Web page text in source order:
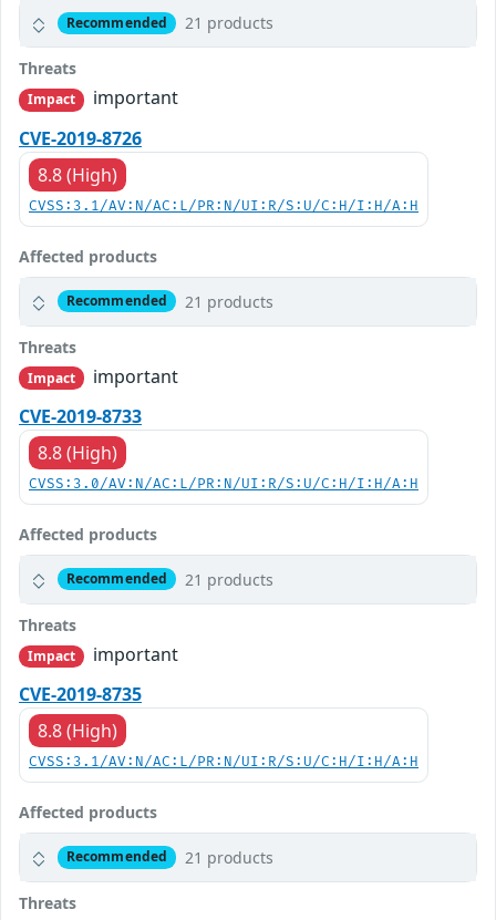
Recommended 21 products
Threats
Impact
important
CVE-2019-8726
8.8 (High)
CVSS:3.1/AV:N/AC:L/PR:N/UI:R/S:U/C:H/I:H/A:H
Affected products
Recommended 21 products
Threats
Impact
important
CVE-2019-8733
8.8 (High)
CVSS:3.0/AV:N/AC:L/PR:N/UI:R/S:U/C:H/I:H/A:H
Affected products
Recommended 21 products
Threats
Impact
important
CVE-2019-8735
8.8 (High)
CVSS:3.1/AV:N/AC:L/PR:N/UI:R/S:U/C:H/I:H/A:H
Affected products
Recommended 21 products
Threats